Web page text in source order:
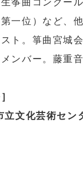
一位）など、
ト。箏曲宮城
ンバー。藤重
立文化芸術セン